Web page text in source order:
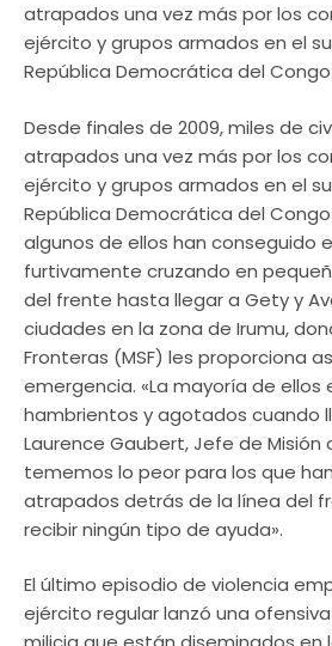
atrapados una vez más por los
ejército y grupos armados en el
República Democrática del Congo
Desde finales de 2009, miles de
atrapados una vez más por los
ejército y grupos armados en el
República Democrática del Congo
algunos de ellos han conseguido
furtivamente cruzando en
del frente hasta llegar a Gety y
ciudades en la zona de Irumu,
Fronteras (MSF) les proporciona
emergencia. «La mayoría de ellos
hambrientos y agotados cuando
Laurence Gaubert, Jefe de Misión
tememos lo peor para los que
atrapados detrás de la línea del
recibir ningún tipo de ayuda».
El último episodio de violencia
ejército regular lanzó una